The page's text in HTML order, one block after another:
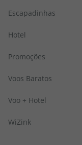
Escapadinhas
Hotel
Promoções
Voos Baratos
Voo + Hotel
WiZink